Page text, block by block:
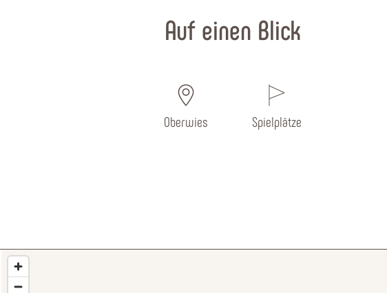
Auf einen Blick
Oberwies Spielplätze